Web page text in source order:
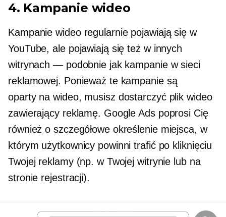
4. Kampanie wideo
Kampanie wideo regularnie pojawiają się w
YouTube, ale pojawiają się też w innych
witrynach — podobnie jak kampanie w sieci
reklamowej. Ponieważ te kampanie są
oparty na wideo, musisz dostarczyć plik wideo
zawierający reklamę. Google Ads poprosi Cię
również o szczegółowe określenie miejsca, w
którym użytkownicy powinni trafić po kliknięciu
Twojej reklamy (np. w Twojej witrynie lub na
stronie rejestracji).